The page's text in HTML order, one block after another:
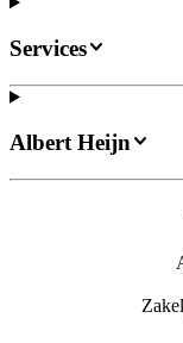
Services
Albert Heijn